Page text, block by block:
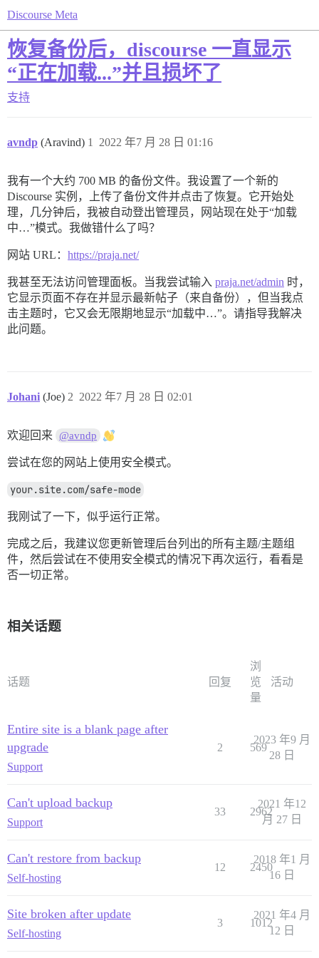
Discourse Meta
恢复备份后，discourse 一直显示
“正在加载...”并且损坏了
支持
avndp (Aravind) 2022 年7 月 28 日 01:16
1
我有一个大约 700 MB 的备份文件。我设置了一个新的
Discourse 实例，上传了备份文件并点击了恢复。它开始处
理，几分钟后，我被自动登出管理员，网站现在处于“加载
中…”模式。我做错什么了吗？
网站 URL： https://praja.net/
我甚至无法访问管理面板。当我尝试输入 praja.net/admin 时，
它显示页面不存在并显示最新帖子（来自备份），但当我点
击主题时，它又会无限期地显示“加载中…”。请指导我解决
此问题。
Johani (Joe) 2022 年7 月 28 日 02:01
2
欢迎回来 @avndp
尝试在您的网站上使用安全模式。
your.site.com/safe-mode
我刚试了一下，似乎运行正常。
完成之后，我建议您更新管理后台列出的所有主题/主题组
件，然后尝试在不使用安全模式的情况下再次运行，看看是
否一切正常。
相关话题
话题 回复
浏
览
量
活动
Entire site is a blank page after
upgrade
Support
2 569
2023 年9 月
28 日
Can't upload backup
Support
33 2962
2021 年12
月 27 日
Can't restore from backup
Self-hosting
12 2450
2018 年1 月
16 日
Site broken after update
Self-hosting
3 1012
2021 年4 月
12 日